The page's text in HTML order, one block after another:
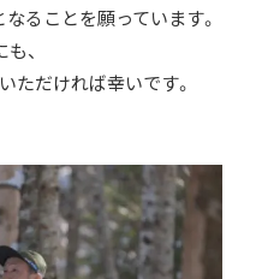
ることを願っています。
、
ただければ幸いです。